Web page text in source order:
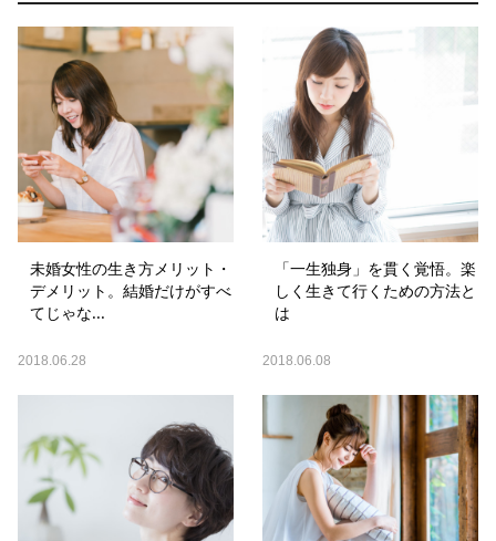
未婚女性の生き方メリット・
デメリット。結婚だけがすべ
てじゃな...
2018.06.28
「一生独身」を貫く覚悟。楽
しく生きて行くための方法と
は
2018.06.08